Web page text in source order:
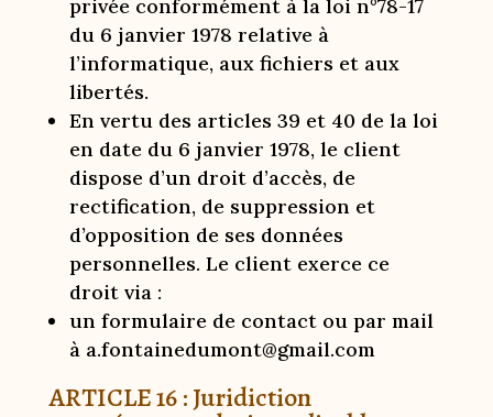
privée conformément à la loi n°78-17
du 6 janvier 1978 relative à
l’informatique, aux fichiers et aux
libertés.
En vertu des articles 39 et 40 de la loi
en date du 6 janvier 1978, le client
dispose d’un droit d’accès, de
rectification, de suppression et
d’opposition de ses données
personnelles. Le client exerce ce
droit via :
un formulaire de contact ou par mail
à a.fontainedumont@gmail.com
ARTICLE 16 : Juridiction